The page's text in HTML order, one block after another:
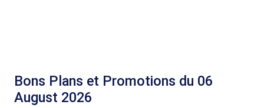
Bons Plans et Promotions du 06
August 2026